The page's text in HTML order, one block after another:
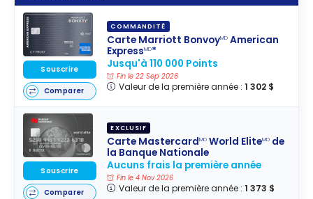
COMMANDITÉ
Carte Marriott BonvoyMD American
ExpressMD*
Jusqu'à 110 000 Points
Fin le 22 Sep 2026
Valeur de la première année : 1 302 $
Souscrire
Comparer
EXCLUSIF
Carte MastercardMD World EliteMD de
la Banque Nationale
Aucuns frais la première année
Fin le 4 Nov 2026
Valeur de la première année : 1 373 $
Souscrire
Comparer